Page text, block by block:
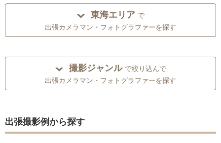
東海エリア で
出張カメラマン・フォトグラファーを探す
撮影ジャンル で絞り込んで
出張カメラマン・フォトグラファーを探す
出張撮影例から探す